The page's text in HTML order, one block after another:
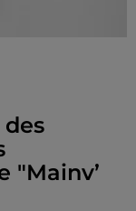
des
"Mainv’